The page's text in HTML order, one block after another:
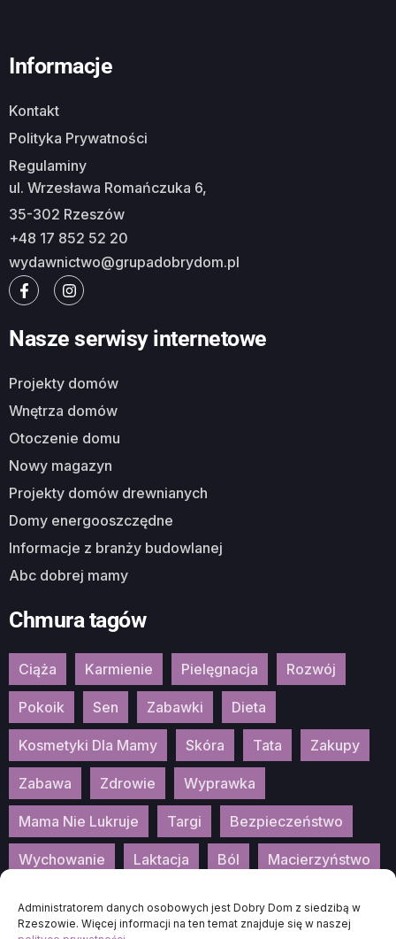
Administratorem danych osobowych jest Dobry Dom z siedzibą w
Rzeszowie. Więcej informacji na ten temat znajduje się w naszej
Informacje
Kontakt
Polityka Prywatności
Regulaminy
ul. Wrzesława Romańczuka 6,
35-302 Rzeszów
+48 17 852 52 20
wydawnictwo@grupadobrydom.pl
Nasze serwisy internetowe
Projekty domów
Wnętrza domów
Otoczenie domu
Nowy magazyn
Projekty domów drewnianych
Domy energooszczędne
Informacje z branży budowlanej
Abc dobrej mamy
Chmura tagów
Ciąża Karmienie Pielęgnacja Rozwój
Pokoik Sen Zabawki Dieta
Kosmetyki Dla Mamy Skóra Tata Zakupy
Zabawa Zdrowie Wyprawka
Mama Nie Lukruje Targi Bezpieczeństwo
Wychowanie Laktacja Ból Macierzyństwo